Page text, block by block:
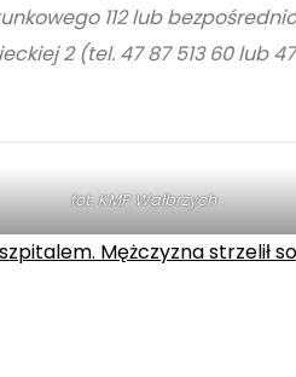
112lub
2 (tel. 47 87 513 60 lub
fot. KMP Wałbrzych
Mężczyzna strzelił